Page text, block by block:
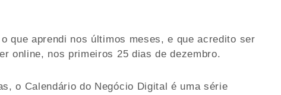
que aprendi nos últimos meses, e que acredito ser
online, nos primeiros 25 dias de dezembro.
o Calendário do Negócio Digital é uma série